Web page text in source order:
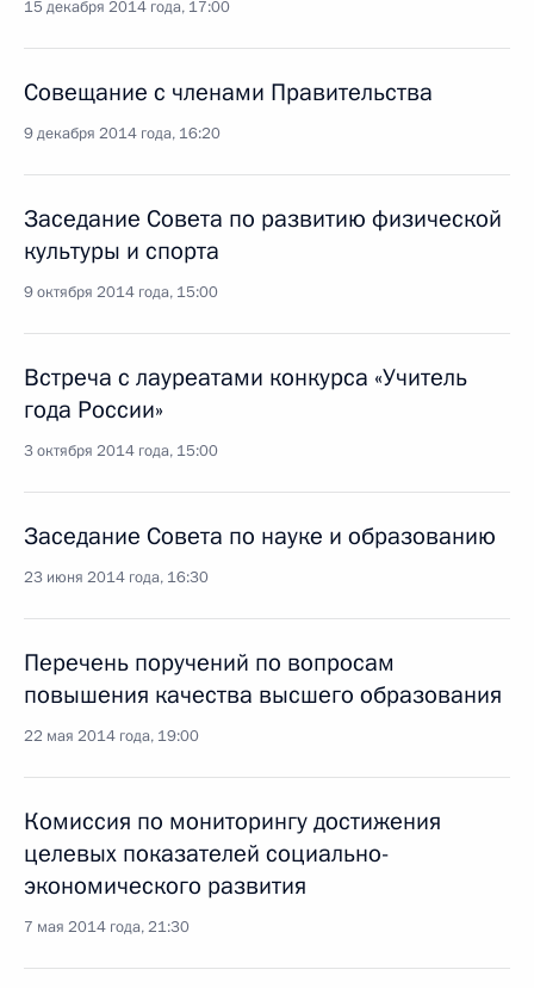
15 декабря 2014 года, 17:00
Совещание с членами Правительства
9 декабря 2014 года, 16:20
Заседание Совета по развитию физической
культуры и спорта
9 октября 2014 года, 15:00
Встреча с лауреатами конкурса «Учитель
года России»
3 октября 2014 года, 15:00
Заседание Совета по науке и образованию
23 июня 2014 года, 16:30
Перечень поручений по вопросам
повышения качества высшего образования
22 мая 2014 года, 19:00
Комиссия по мониторингу достижения
целевых показателей социально-
экономического развития
7 мая 2014 года, 21:30